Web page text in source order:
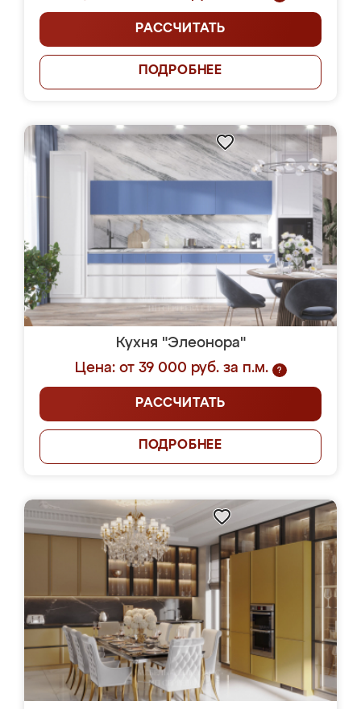
РАССЧИТАТЬ
ПОДРОБНЕЕ
Кухня "Элеонора"
Цена: от 39 000 руб. за п.м.
?
РАССЧИТАТЬ
ПОДРОБНЕЕ